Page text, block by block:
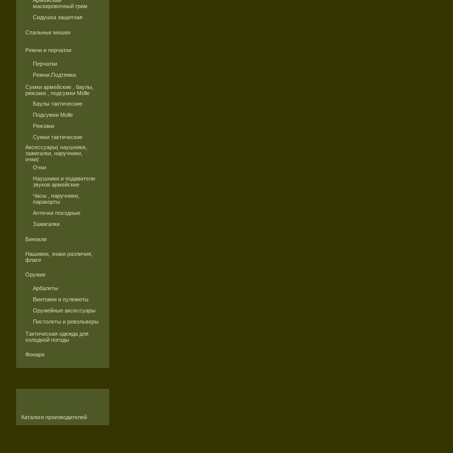
маскировочный грим
Сидушка защитная
Спальные мешки
Ремни и перчатки
Перчатки
Ремни.Подтяжки.
Сумки армейские , баулы,
рюкзаки , подсумки Molle
Баулы тактические
Подсумки Molle
Рюкзаки
Сумки тактические
Аксессуары( наушники,
зажигалки, наручники,
очки)
Очки
Наушники и подавители
звуков армейские
Часы , наручники,
паракорты
Аптечки походные
Зажигалки
Бинокли
Нашивки, знаки различия,
флаги
Оружие
Арбалеты
Винтовки и пулеметы
Оружейные аксессуары
Пистолеты и револьверы
Тактическая одежда для
холодной погоды
Фонари
Каталоги производителей